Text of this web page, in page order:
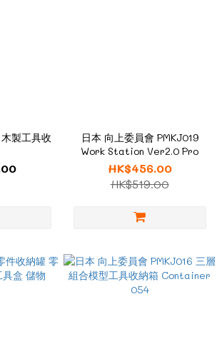
製工具收
日本 向上委員會 PMKJ019
Work Station Ver2.0 Pro
HK$456.00
HK$519.00